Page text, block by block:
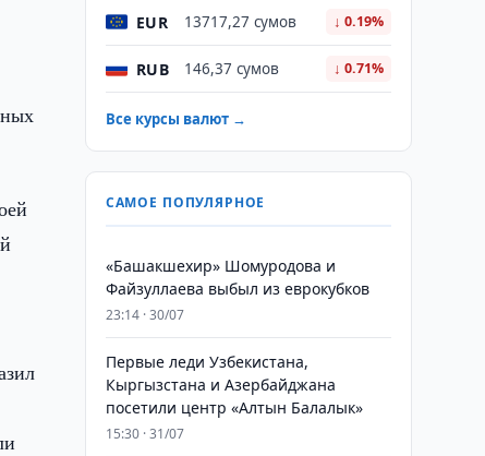
EUR 13717,27 сумов ↓ 0.19%
RUB 146,37 сумов ↓ 0.71%
Все курсы валют →
САМОЕ ПОПУЛЯРНОЕ
«Башакшехир» Шомуродова и
Файзуллаева выбыл из еврокубков
23:14 · 30/07
Первые леди Узбекистана,
Кыргызстана и Азербайджана
посетили центр «Алтын Балалык»
15:30 · 31/07